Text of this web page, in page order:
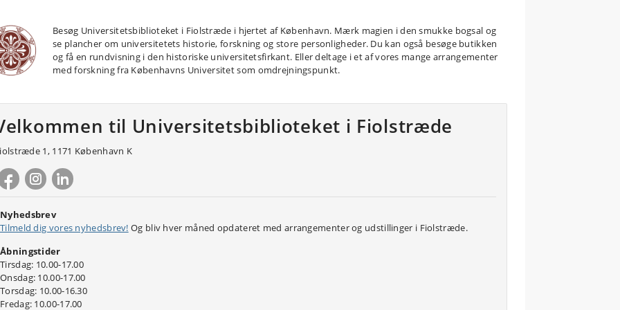
Besøg Universitetsbiblioteket i Fiolstræde i hjertet af København. Mærk magien i den smukke bogsal og
se plancher om universitetets historie, forskning og store personligheder. Du kan også besøge butikken
og få en rundvisning i den historiske universitetsfirkant. Eller deltage i et af vores mange arrangementer
med forskning fra Københavns Universitet som omdrejningspunkt.
til Universitetsbiblioteket i Fiolstræde
1, 1171 København K
Nyhedsbrev
Tilmeld dig vores nyhedsbrev! Og bliv hver måned opdateret med arrangementer og udstillinger i Fiolstræde.
Åbningstider
Tirsdag: 10.00-17.00
Onsdag: 10.00-17.00
Torsdag: 10.00-16.30
Fredag: 10.00-17.00